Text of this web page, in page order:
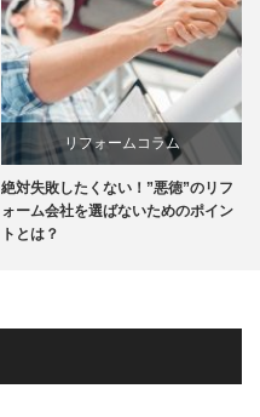
リフォームコラム
絶対失敗したくない！”悪徳”のリフ
ォーム会社を選ばないためのポイン
トとは？